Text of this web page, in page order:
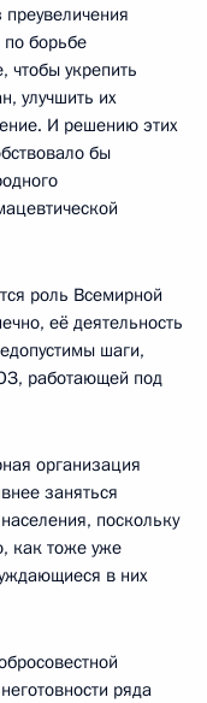
борьбе
чтобы укрепить
улучшить их
И решению этих
бы
роль Всемирной
её деятельность
шаги,
работающей под
организация
заняться
поскольку
как тоже уже
в них
ряда